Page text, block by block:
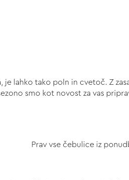
je lahko tako poln in cvetoč. Z
smo kot novost za vas
Prav vse čebulice iz